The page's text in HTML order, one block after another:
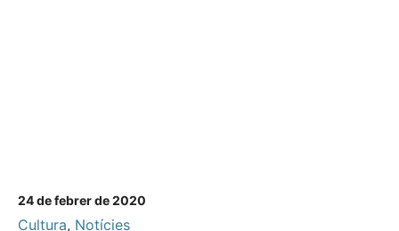
24 de febrer de 2020
Cultura, Notícies